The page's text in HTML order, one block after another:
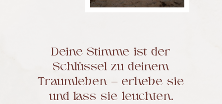
Deine Stimme ist der
Schlüssel zu deinem
Traumleben – erhebe sie
und lass sie leuchten.